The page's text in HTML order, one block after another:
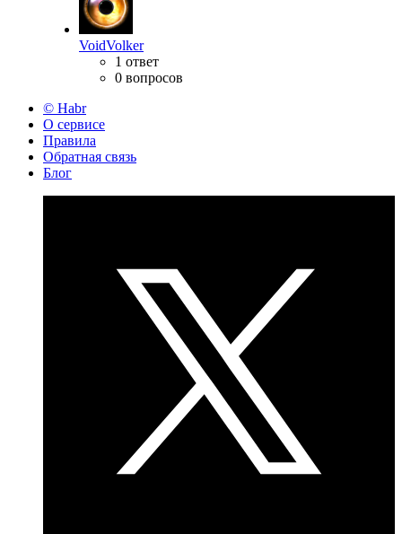
VoidVolker
1 ответ
0 вопросов
© Habr
О сервисе
Правила
Обратная связь
Блог